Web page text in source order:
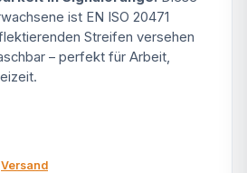
ist EN ISO 20471
Streifen versehen
– perfekt für Arbeit,
Versand